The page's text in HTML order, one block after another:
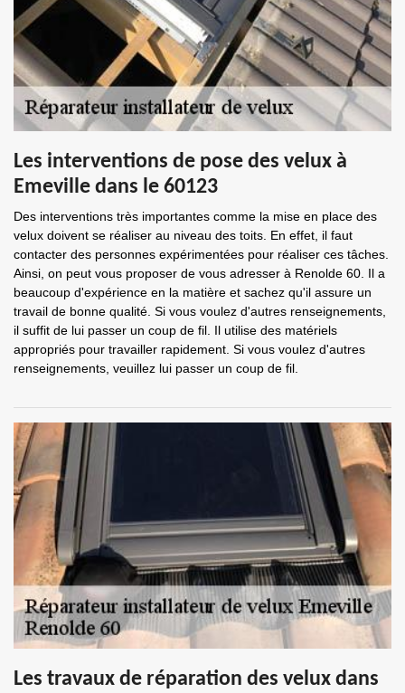
Les interventions de pose des velux à
Emeville dans le 60123
Des interventions très importantes comme la mise en place des
velux doivent se réaliser au niveau des toits. En effet, il faut
contacter des personnes expérimentées pour réaliser ces tâches.
Ainsi, on peut vous proposer de vous adresser à Renolde 60. Il a
beaucoup d'expérience en la matière et sachez qu'il assure un
travail de bonne qualité. Si vous voulez d'autres renseignements,
il suffit de lui passer un coup de fil. Il utilise des matériels
appropriés pour travailler rapidement. Si vous voulez d'autres
renseignements, veuillez lui passer un coup de fil.
Les travaux de réparation des velux dans